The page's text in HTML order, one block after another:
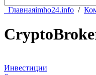
Главнаяimho24.info /
Инвестиции